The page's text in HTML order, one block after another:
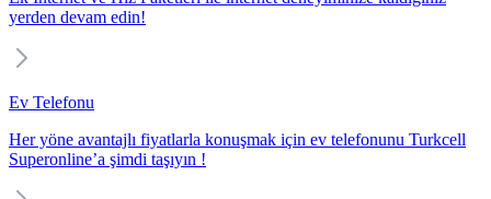
yerden devam edin!
Ev Telefonu
Her yöne avantajlı fiyatlarla konuşmak için ev telefonunu Turkcell
Superonline’a şimdi taşıyın !